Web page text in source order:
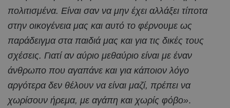
πολιτισμένα. Είναι σαν να μην έχει αλλάξει τίποτα
στην οικογένεια μας και αυτό το φέρνουμε ως
παράδειγμα στα παιδιά μας και για τις δικές τους
σχέσεις. Γιατί αν αύριο μεθαύριο είναι με έναν
άνθρωπο που αγαπάνε και για κάποιον λόγο
αργότερα δεν θέλουν να είναι μαζί, πρέπει να
χωρίσουν ήρεμα, με αγάπη και χωρίς φόβο».